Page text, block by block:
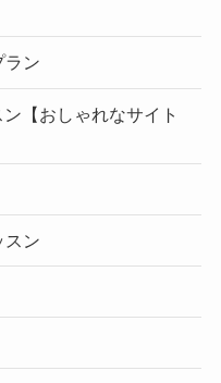
ラン
【おしゃれなサイト
スン